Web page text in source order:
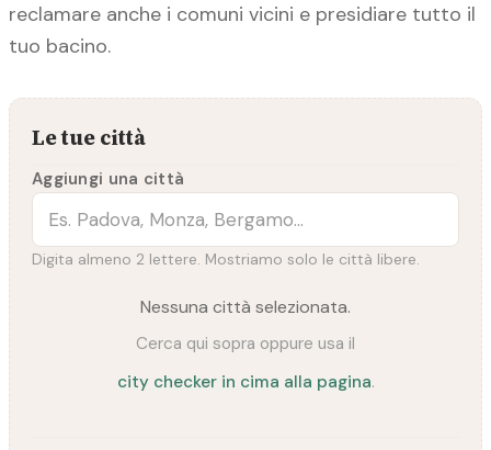
reclamare anche i comuni vicini e presidiare tutto il
tuo bacino.
Le tue città
Aggiungi una città
Digita almeno 2 lettere. Mostriamo solo le città libere.
Nessuna città selezionata.
Cerca qui sopra oppure usa il
city checker in cima alla pagina.